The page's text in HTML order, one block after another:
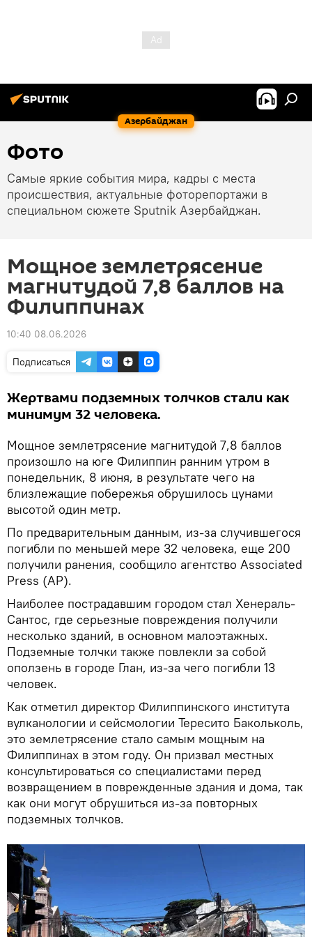
Азербайджан
Фото
Самые яркие события мира, кадры с места
происшествия, актуальные фоторепортажи в
специальном сюжете Sputnik Азербайджан.
Мощное землетрясение
магнитудой 7,8 баллов на
Филиппинах
10:40 08.06.2026
Подписаться
Жертвами подземных толчков стали как
минимум 32 человека.
Мощное землетрясение магнитудой 7,8 баллов
произошло на юге Филиппин ранним утром в
понедельник, 8 июня, в результате чего на
близлежащие побережья обрушилось цунами
высотой один метр.
По предварительным данным, из-за случившегося
погибли по меньшей мере 32 человека, еще 200
получили ранения, сообщило агентство Associated
Press (AP).
Наиболее пострадавшим городом стал Хенераль-
Сантос, где серьезные повреждения получили
несколько зданий, в основном малоэтажных.
Подземные толчки также повлекли за собой
оползень в городе Глан, из-за чего погибли 13
человек.
Как отметил директор Филиппинского института
вулканологии и сейсмологии Тересито Бакольколь,
это землетрясение стало самым мощным на
Филиппинах в этом году. Он призвал местных
консультироваться со специалистами перед
возвращением в поврежденные здания и дома, так
как они могут обрушиться из-за повторных
подземных толчков.